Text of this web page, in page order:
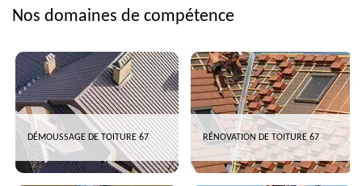
Nos domaines de compétence
DÉMOUSSAGE DE TOITURE 67 RÉNOVATION DE TOITURE 67